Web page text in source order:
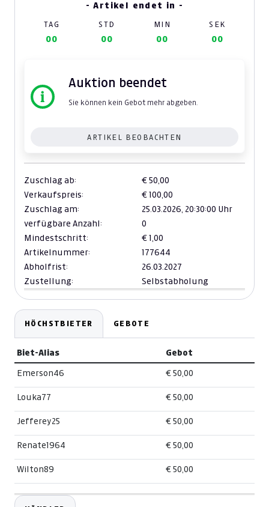
- Artikel endet in -
TAG STD MIN SEK
00 00 00 00
Auktion beendet
Sie können kein Gebot mehr abgeben.
ARTIKEL BEOBACHTEN
Zuschlag ab:
€ 50,00
Verkaufspreis:
€ 100,00
Zuschlag am:
25.03.2026, 20:30:00 Uhr
verfügbare Anzahl:
0
Mindestschritt:
€ 1,00
Artikelnummer:
177644
Abholfrist:
26.03.2027
Zustellung:
Selbstabholung
HÖCHSTBIETER GEBOTE
Biet-Alias Gebot
Emerson46 € 50,00
Louka77 € 50,00
Jefferey25 € 50,00
Renate1964 € 50,00
Wilton89 € 50,00